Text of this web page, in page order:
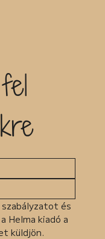
és
Helma kiadó a
küldjön.